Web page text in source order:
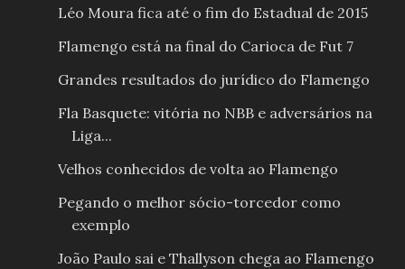
Léo Moura fica até o fim do Estadual de 2015
Flamengo está na final do Carioca de Fut 7
Grandes resultados do jurídico do Flamengo
Fla Basquete: vitória no NBB e adversários na
Liga...
Velhos conhecidos de volta ao Flamengo
Pegando o melhor sócio-torcedor como
exemplo
João Paulo sai e Thallyson chega ao Flamengo